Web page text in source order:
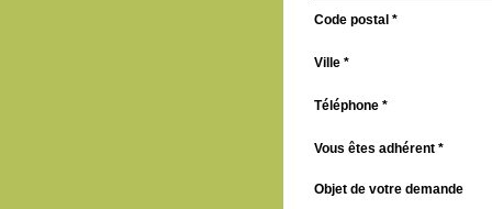
Code postal *
Ville *
Téléphone *
Vous êtes adhérent *
Objet de votre demande